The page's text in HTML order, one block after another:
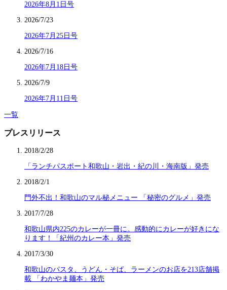
2026年8月1日号
2026/7/23
2026年7月25日号
2026/7/16
2026年7月18日号
2026/7/9
2026年7月11日号
一覧
プレスリリース
2018/2/28
「ランチパスポート和歌山・岩出・紀の川・海南版」発売
2018/2/1
門外不出！和歌山のマル秘メニュー 「秘密のグルメ」発売
2017/7/28
和歌山県内225のカレーが一冊に。感動的にカレーが好きにな
ります！「紀州のカレー本」発売
2017/3/30
和歌山のパスタ、うどん・そば、ラーメンのお店を213店舗掲
載 「わかやま麺本」発売